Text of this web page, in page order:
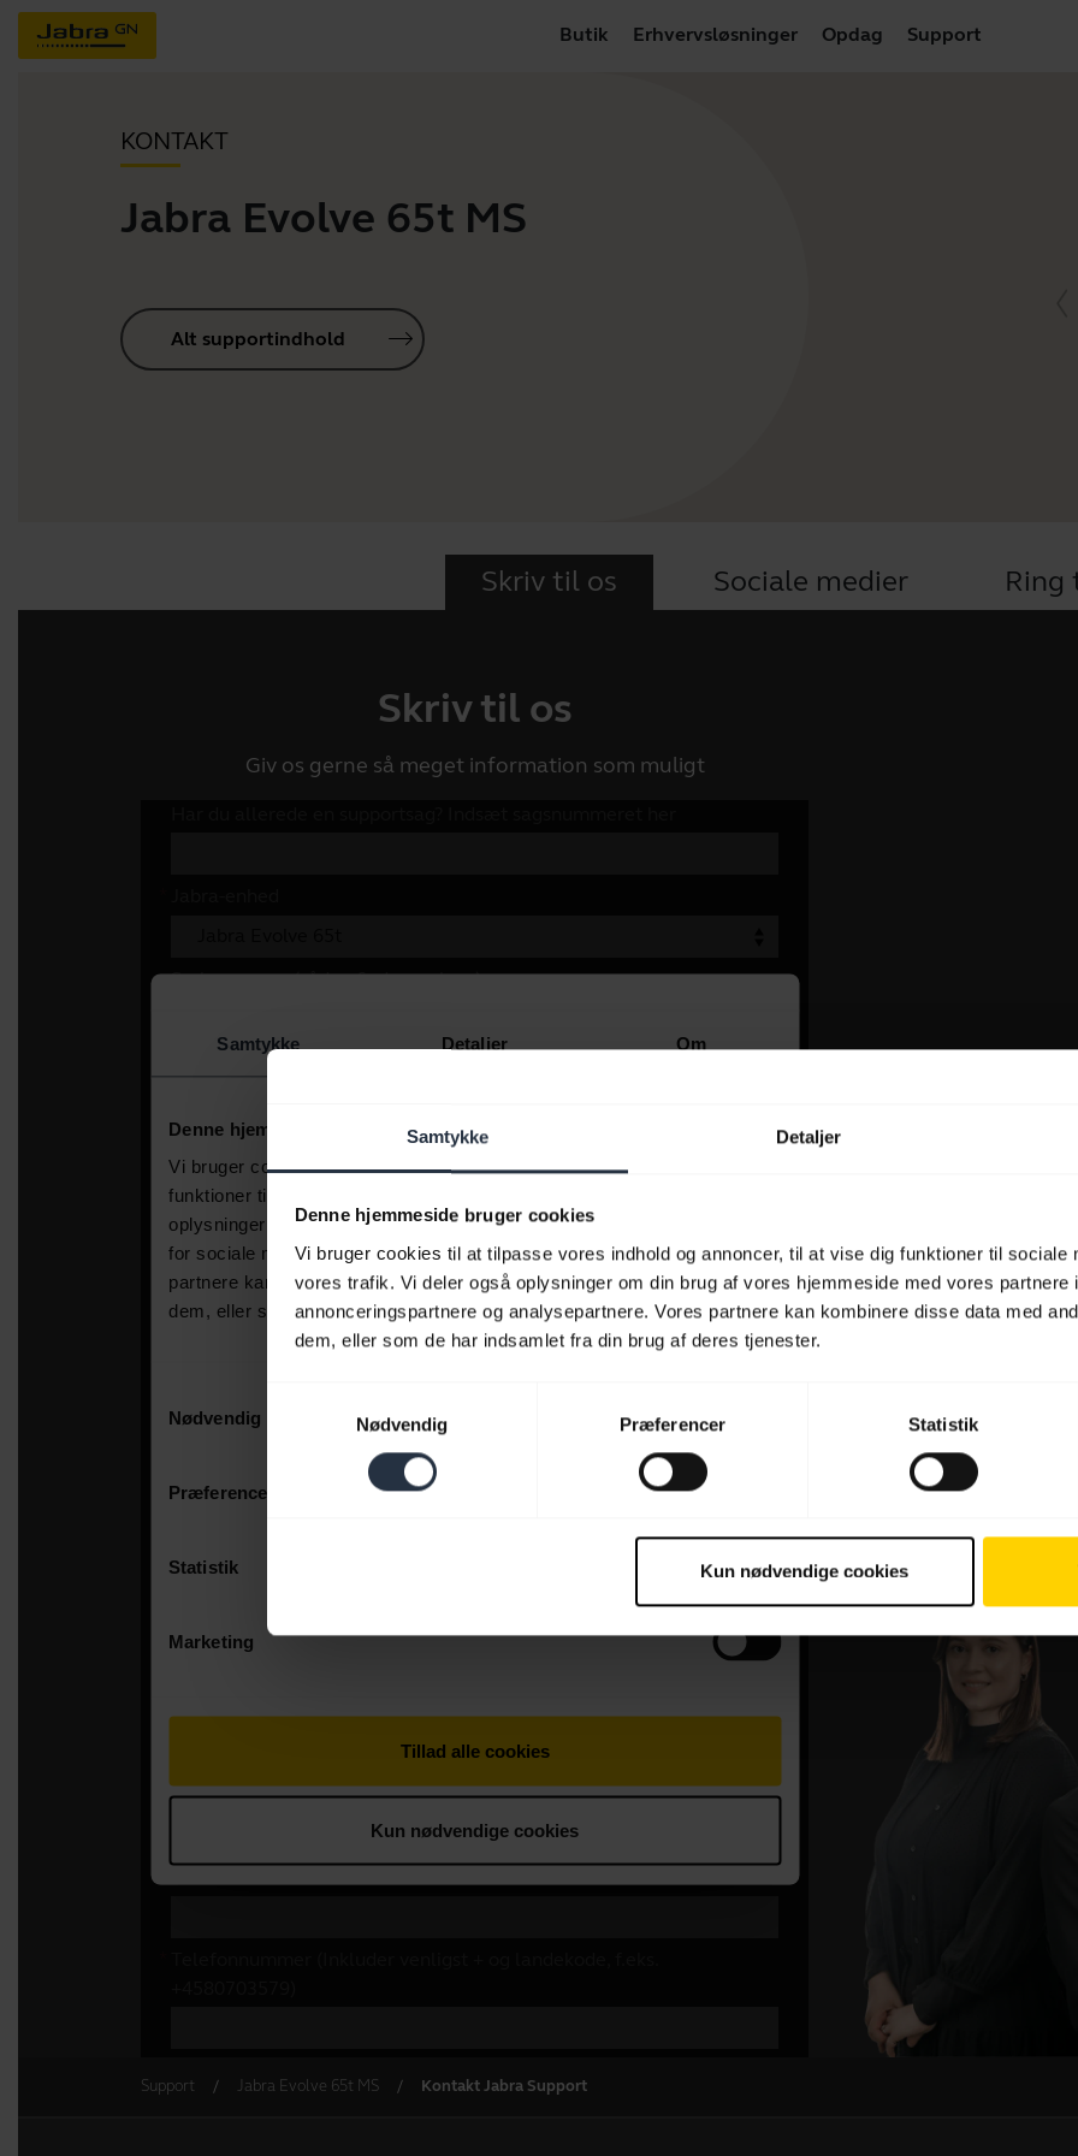
Samtykke Detaljer
Denne hjemmeside bruger cookies
Vi bruger cookies til at tilpasse vores indhold og annoncer, til at vise dig funktioner til sociale
vores trafik. Vi deler også oplysninger om din brug af vores hjemmeside med vores partnere
annonceringspartnere og analysepartnere. Vores partnere kan kombinere disse data med
dem, eller som de har indsamlet fra din brug af deres tjenester.
Nødvendig
Præferencer Statistik
Kun nødvendige cookies
Butik Erhvervsløsninger Opdag Support
KONTAKT
Jabra Evolve 65t MS
Alt supportindhold
Skriv til os Sociale medier Ring
Skriv til os
Giv os gerne så meget information som muligt
Support Jabra Evolve 65t MS Kontakt Jabra Support